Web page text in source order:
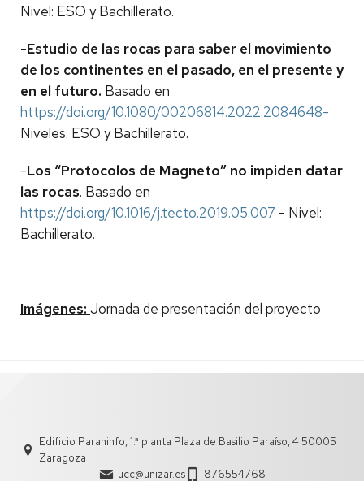
Nivel: ESO y Bachillerato.
-Estudio de las rocas para saber el movimiento
de los continentes en el pasado, en el presente y
en el futuro. Basado en
https://doi.org/10.1080/00206814.2022.2084648-
Niveles: ESO y Bachillerato.
-Los “Protocolos de Magneto” no impiden datar
las rocas. Basado en
https://doi.org/10.1016/j.tecto.2019.05.007 - Nivel:
Bachillerato.
Imágenes: Jornada de presentación del proyecto
Edificio Paraninfo, 1.ª planta Plaza de Basilio Paraíso, 4 50005
Zaragoza
ucc@unizar.es
876554768